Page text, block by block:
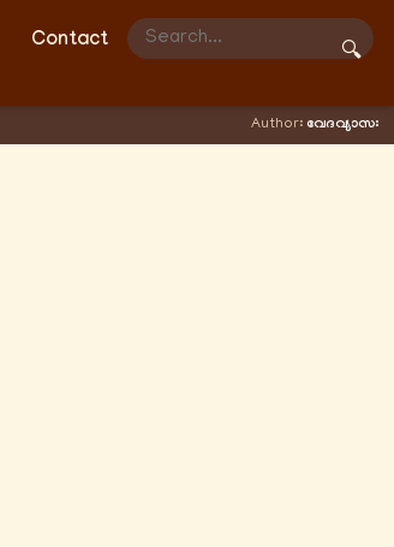
Contact
🔍
Author: വേദവ്യാസഃ